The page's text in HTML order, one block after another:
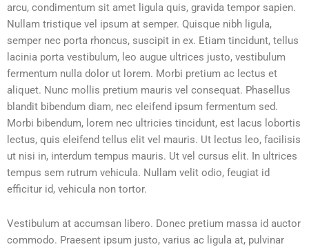
arcu, condimentum sit amet ligula quis, gravida tempor sapien.
Nullam tristique vel ipsum at semper. Quisque nibh ligula,
semper nec porta rhoncus, suscipit in ex. Etiam tincidunt, tellus
lacinia porta vestibulum, leo augue ultrices justo, vestibulum
fermentum nulla dolor ut lorem. Morbi pretium ac lectus et
aliquet. Nunc mollis pretium mauris vel consequat. Phasellus
blandit bibendum diam, nec eleifend ipsum fermentum sed.
Morbi bibendum, lorem nec ultricies tincidunt, est lacus lobortis
lectus, quis eleifend tellus elit vel mauris. Ut lectus leo, facilisis
ut nisi in, interdum tempus mauris. Ut vel cursus elit. In ultrices
tempus sem rutrum vehicula. Nullam velit odio, feugiat id
efficitur id, vehicula non tortor.
Vestibulum at accumsan libero. Donec pretium massa id auctor
commodo. Praesent ipsum justo, varius ac ligula at, pulvinar